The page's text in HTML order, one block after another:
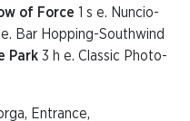
of Force 1 s e. Nuncio-
Bar Hopping-Southwind
Park 3 h e. Classic Photo-
Entrance,